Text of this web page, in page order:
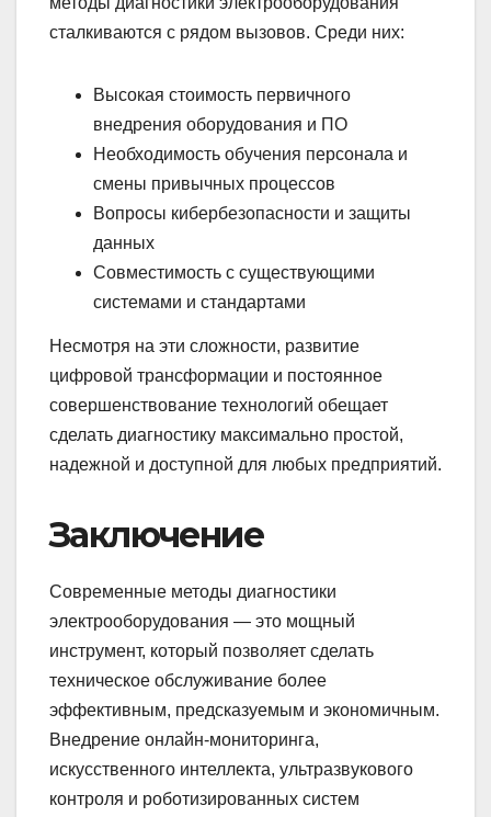
сталкиваются с рядом вызовов. Среди них:
Высокая стоимость первичного
внедрения оборудования и ПО
Необходимость обучения персонала и
смены привычных процессов
Вопросы кибербезопасности и защиты
данных
Совместимость с существующими
системами и стандартами
Несмотря на эти сложности, развитие
цифровой трансформации и постоянное
совершенствование технологий обещает
сделать диагностику максимально простой,
надежной и доступной для любых предприятий.
Заключение
Современные методы диагностики
электрооборудования — это мощный
инструмент, который позволяет сделать
техническое обслуживание более
эффективным, предсказуемым и экономичным.
Внедрение онлайн-мониторинга,
искусственного интеллекта, ультразвукового
контроля и роботизированных систем